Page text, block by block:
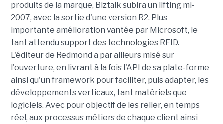
produits de la marque, Biztalk subira un lifting mi-
2007, avec la sortie d'une version R2. Plus
importante amélioration vantée par Microsoft, le
tant attendu support des technologies RFID.
L'éditeur de Redmond a par ailleurs misé sur
l'ouverture, en livrant à la fois l'API de sa plate-forme
ainsi qu'un framework pour faciliter, puis adapter, les
développements verticaux, tant matériels que
logiciels. Avec pour objectif de les relier, en temps
réel, aux processus métiers de chaque client ainsi